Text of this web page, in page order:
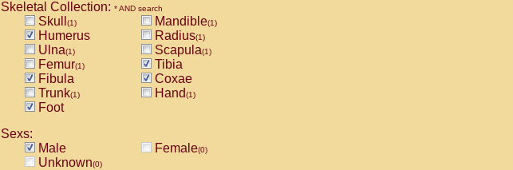
Skeletal Collection: * AND search
Skull (1) Mandible(1)
Humerus Radius(1)
Ulna(1) Scapula(1)
Femur(1)
Tibia
Fibula
Coxae
Trunk(1) Hand(1)
Foot
Sexs:
Male
Female(0)
Unknown(0)